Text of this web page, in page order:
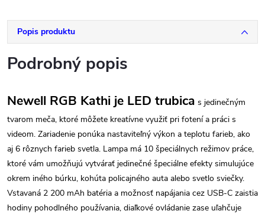
Popis produktu
Podrobný popis
Newell RGB Kathi je LED trubica s jedinečným
tvarom meča, ktoré môžete kreatívne využiť pri fotení a práci s
videom. Zariadenie ponúka nastaviteľný výkon a teplotu farieb, ako
aj 6 rôznych farieb svetla. Lampa má 10 špeciálnych režimov práce,
ktoré vám umožňujú vytvárať jedinečné špeciálne efekty simulujúce
okrem iného búrku, kohúta policajného auta alebo svetlo sviečky.
Vstavaná 2 200 mAh batéria a možnosť napájania cez USB-C zaistia
hodiny pohodlného používania, diaľkové ovládanie zase uľahčuje